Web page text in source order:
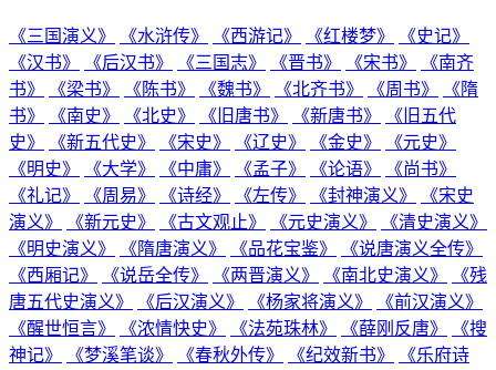
《三国演义》 《水浒传》 《西游记》 《红楼梦》
《史记》
《汉书》
《后汉书》 《三国志》 《晋书》 《宋书》
《南齐
书》
《梁书》 《陈书》 《魏书》 《北齐书》 《周书》
《隋
书》
《南史》 《北史》 《旧唐书》 《新唐书》
《旧五代
史》
《新五代史》 《宋史》 《辽史》 《金史》
《元史》
《明史》
《大学》 《中庸》 《孟子》 《论语》
《尚书》
《礼记》
《周易》 《诗经》 《左传》 《封神演义》
《宋史
演义》
《新元史》 《古文观止》 《元史演义》
《清史演义》
《明史演义》
《隋唐演义》 《品花宝鉴》
《说唐演义全传》
《西厢记》
《说岳全传》 《两晋演义》 《南北史演义》
《残
唐五代史演义》
《后汉演义》 《杨家将演义》
《前汉演义》
《醒世恒言》
《浓情快史》 《法苑珠林》 《薛刚反唐》
《搜
神记》
《梦溪笔谈》 《春秋外传》 《纪效新书》
《乐府诗